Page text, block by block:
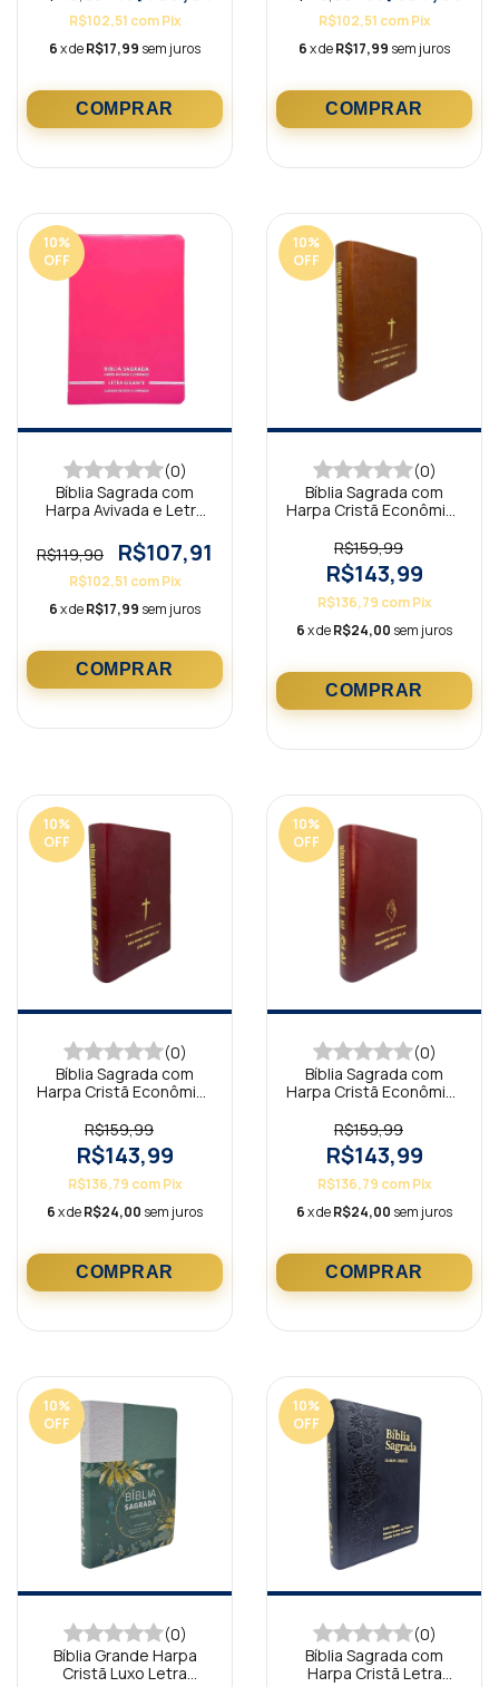
R$102,51 com Pix
6x deR$17,99 sem juros
R$102,51 com Pix
6x deR$17,99 sem juros
10%
OFF
(0)
Bíblia Sagrada com
Harpa Avivada e Letra
Minimalista Pink
R$119,90 R$107,91
R$102,51 com Pix
6x deR$17,99 sem juros
10%
OFF
(0)
Bíblia Sagrada com
Harpa Cristã Econômica
(Salvação)
R$159,99
R$143,99
R$136,79 com Pix
6x deR$24,00 sem juros
10%
OFF
(0)
Bíblia Sagrada com
Harpa Cristã Econômica
(Salvação)
R$159,99
R$143,99
R$136,79 com Pix
6x deR$24,00 sem juros
10%
OFF
(0)
Bíblia Sagrada com
Harpa Cristã Econômica
(Pentecostes)
R$159,99
R$143,99
R$136,79 com Pix
6x deR$24,00 sem juros
10%
OFF
(0)
Bíblia Grande Harpa
Cristã Luxo Letra
10%
OFF
(0)
Bíblia Sagrada com
Harpa Cristã Letra